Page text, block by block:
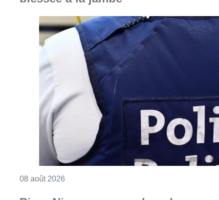
08 août 2026 Consulter l'article "Coups de feu sur fond
Pizza Nizar: un coup de pub
inattendu grâce à l’IA